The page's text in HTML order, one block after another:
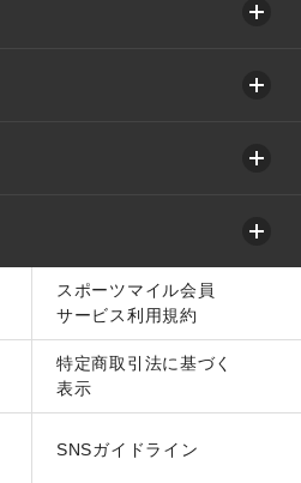
スポーツマイル会員
サービス利用規約
特定商取引法に基づく
表示
SNSガイドライン